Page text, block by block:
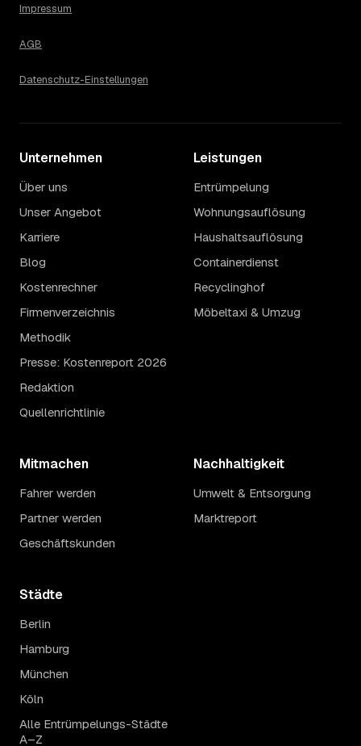
Impressum
AGB
Datenschutz-Einstellungen
Unternehmen
Über uns
Unser Angebot
Karriere
Blog
Kostenrechner
Firmenverzeichnis
Methodik
Presse: Kostenreport 2026
Redaktion
Quellenrichtlinie
Leistungen
Entrümpelung
Wohnungsauflösung
Haushaltsauflösung
Containerdienst
Recyclinghof
Möbeltaxi & Umzug
Mitmachen
Fahrer werden
Partner werden
Geschäftskunden
Nachhaltigkeit
Umwelt & Entsorgung
Marktreport
Städte
Berlin
Hamburg
München
Köln
Alle Entrümpelungs-Städte
A–Z